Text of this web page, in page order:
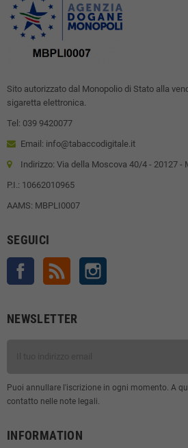
Sito autorizzato dal Monopolio di Stato alla
sigaretta elettronica.
Tel: 039 9420077
Email: info@tabaccodigitale.it
Indirizzo: Via della Moscova 40/4 - 20127 -
P.I.: 10662010965
AAMS: MBPLI0007
SEGUICI
Facebook Rss
NEWSLETTER
Puoi annullare l'iscrizione in ogni momento. A
contatto nelle note legali.
INFORMATION